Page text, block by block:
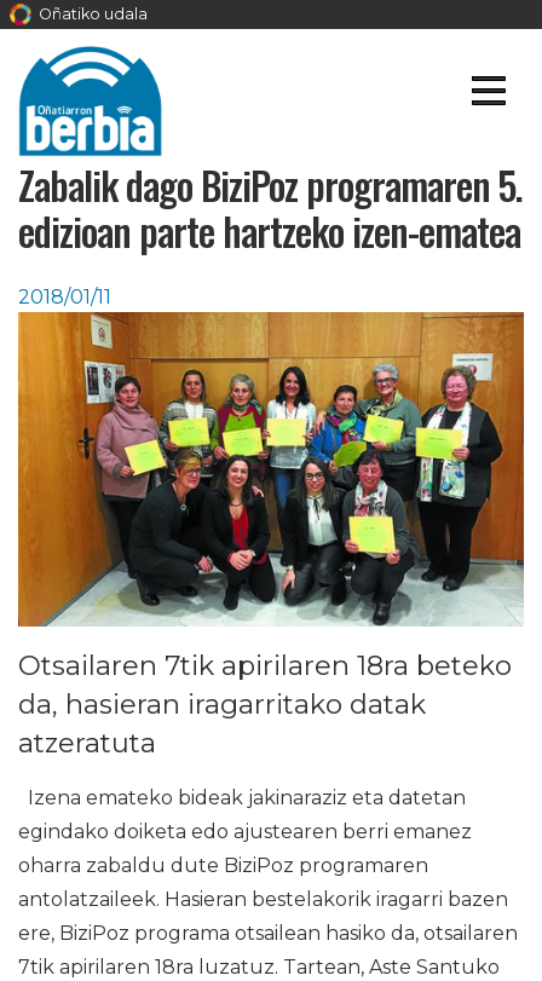
Oñatiko udala
Zabalik dago BiziPoz programaren 5.
edizioan parte hartzeko izen-ematea
2018/01/11
Otsailaren 7tik apirilaren 18ra beteko
da, hasieran iragarritako datak
atzeratuta
Izena emateko bideak jakinaraziz eta datetan
egindako doiketa edo ajustearen berri emanez
oharra zabaldu dute BiziPoz programaren
antolatzaileek. Hasieran bestelakorik iragarri bazen
ere, BiziPoz programa otsailean hasiko da, otsailaren
7tik apirilaren 18ra luzatuz. Tartean, Aste Santuko